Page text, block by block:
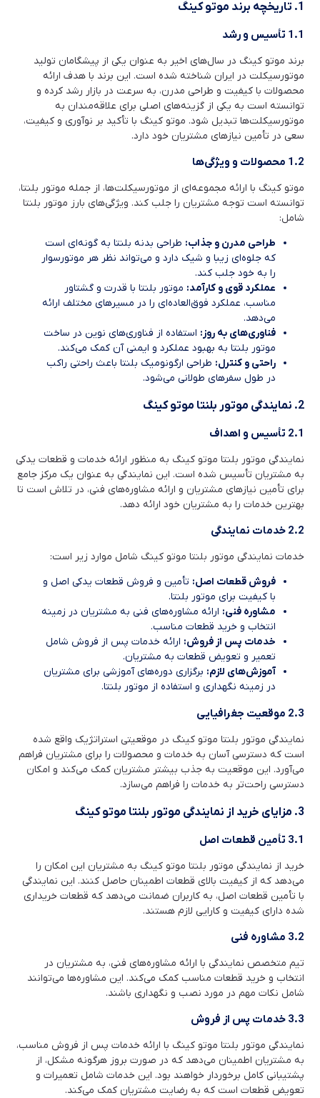
1. تاریخچه برند موتو کینگ
1.1 تأسیس و رشد
برند موتو کینگ در سال‌های اخیر به عنوان یکی از پیشگامان تولید
موتورسیکلت در ایران شناخته شده است. این برند با هدف ارائه
محصولات با کیفیت و طراحی مدرن، به سرعت در بازار رشد کرده و
توانسته است به یکی از گزینه‌های اصلی برای علاقه‌مندان به
موتورسیکلت‌ها تبدیل شود. موتو کینگ با تأکید بر نوآوری و کیفیت،
سعی در تأمین نیازهای مشتریان خود دارد.
1.2 محصولات و ویژگی‌ها
موتو کینگ با ارائه مجموعه‌ای از موتورسیکلت‌ها، از جمله موتور بلنتا،
توانسته است توجه مشتریان را جلب کند. ویژگی‌های بارز موتور بلنتا
شامل:
طراحی مدرن و جذاب: طراحی بدنه بلنتا به گونه‌ای است
که جلوه‌ای زیبا و شیک دارد و می‌تواند نظر هر موتورسوار
را به خود جلب کند.
عملکرد قوی و کارآمد: موتور بلنتا با قدرت و گشتاور
مناسب، عملکرد فوق‌العاده‌ای را در مسیرهای مختلف ارائه
می‌دهد.
فناوری‌های به روز: استفاده از فناوری‌های نوین در ساخت
موتور بلنتا به بهبود عملکرد و ایمنی آن کمک می‌کند.
راحتی و کنترل: طراحی ارگونومیک بلنتا باعث راحتی راکب
در طول سفرهای طولانی می‌شود.
2. نمایندگی موتور بلنتا موتو کینگ
2.1 تأسیس و اهداف
نمایندگی موتور بلنتا موتو کینگ به منظور ارائه خدمات و قطعات یدکی
به مشتریان تأسیس شده است. این نمایندگی به عنوان یک مرکز جامع
برای تأمین نیازهای مشتریان و ارائه مشاوره‌های فنی، در تلاش است تا
بهترین خدمات را به مشتریان خود ارائه دهد.
2.2 خدمات نمایندگی
خدمات نمایندگی موتور بلنتا موتو کینگ شامل موارد زیر است:
فروش قطعات اصل: تأمین و فروش قطعات یدکی اصل و
با کیفیت برای موتور بلنتا.
مشاوره فنی: ارائه مشاوره‌های فنی به مشتریان در زمینه
انتخاب و خرید قطعات مناسب.
خدمات پس از فروش: ارائه خدمات پس از فروش شامل
تعمیر و تعویض قطعات به مشتریان.
آموزش‌های لازم: برگزاری دوره‌های آموزشی برای مشتریان
در زمینه نگهداری و استفاده از موتور بلنتا.
2.3 موقعیت جغرافیایی
نمایندگی موتور بلنتا موتو کینگ در موقعیتی استراتژیک واقع شده
است که دسترسی آسان به خدمات و محصولات را برای مشتریان فراهم
می‌آورد. این موقعیت به جذب بیشتر مشتریان کمک می‌کند و امکان
دسترسی راحت‌تر به خدمات را فراهم می‌سازد.
3. مزایای خرید از نمایندگی موتور بلنتا موتو کینگ
3.1 تأمین قطعات اصل
خرید از نمایندگی موتور بلنتا موتو کینگ به مشتریان این امکان را
می‌دهد که از کیفیت بالای قطعات اطمینان حاصل کنند. این نمایندگی
با تأمین قطعات اصل، به کاربران ضمانت می‌دهد که قطعات خریداری
شده دارای کیفیت و کارایی لازم هستند.
3.2 مشاوره فنی
تیم متخصص نمایندگی با ارائه مشاوره‌های فنی، به مشتریان در
انتخاب و خرید قطعات مناسب کمک می‌کند. این مشاوره‌ها می‌توانند
شامل نکات مهم در مورد نصب و نگهداری باشند.
3.3 خدمات پس از فروش
نمایندگی موتور بلنتا موتو کینگ با ارائه خدمات پس از فروش مناسب،
به مشتریان اطمینان می‌دهد که در صورت بروز هرگونه مشکل، از
پشتیبانی کامل برخوردار خواهند بود. این خدمات شامل تعمیرات و
تعویض قطعات است که به رضایت مشتریان کمک می‌کند.